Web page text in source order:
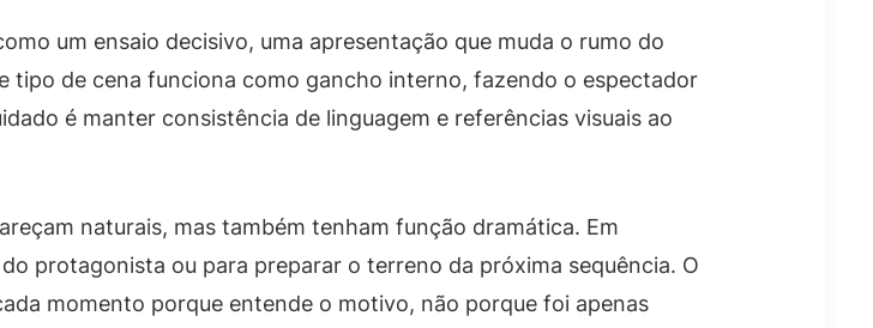
um ensaio decisivo, uma apresentação que muda o rumo do
tipo de cena funciona como gancho interno, fazendo o espectador
é manter consistência de linguagem e referências visuais ao
naturais, mas também tenham função dramática. Em
protagonista ou para preparar o terreno da próxima sequência. O
momento porque entende o motivo, não porque foi apenas